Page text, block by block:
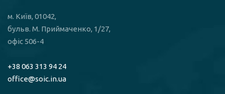
м. Київ, 01042,
бульв. М. Приймаченко, 1/27,
офіс 506-4
+38 063 313 94 24
office@soic.in.ua